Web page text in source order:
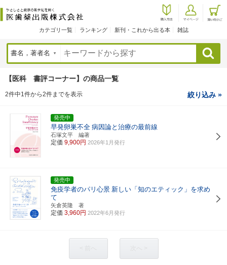
カテゴリ一覧 ランキング 新刊・これから出る本 雑誌
検索
【医科 書評コーナー】の商品一覧
2件中1件から2件までを表示 絞り込み »
発売中
早発卵巣不全 病因論と治療の最前線
石塚文平 編著
定価 9,900円 2026年1月発行
発売中
免疫学者のパリ心景 新しい「知のエティック」を求め
て
矢倉英隆 著
定価 3,960円 2022年6月発行